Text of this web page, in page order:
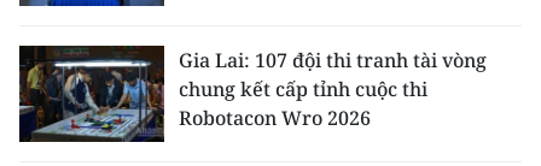
Gia Lai: 107 đội thi tranh tài vòng
chung kết cấp tỉnh cuộc thi
Robotacon Wro 2026